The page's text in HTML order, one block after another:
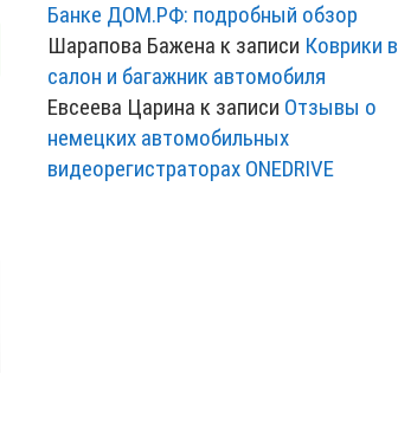
Банке ДОМ.РФ: подробный обзор
Шарапова Бажена к записи Коврики в
салон и багажник автомобиля
Евсеева Царина к записи Отзывы о
немецких автомобильных
видеорегистраторах ONEDRIVE